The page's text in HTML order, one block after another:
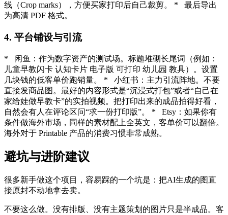
线（Crop marks），方便买家打印后自己裁剪。 * 最后导出
为高清 PDF 格式。
4. 平台铺设与引流
* 闲鱼：作为数字资产的测试场。标题堆砌长尾词（例如：
儿童早教闪卡 认知卡片 电子版 可打印 幼儿园 教具）。设置
几块钱的低客单价跑销量。 * 小红书：主力引流阵地。不要
直接发商品图。最好的内容形式是“沉浸式打包”或者“自己在
家给娃做早教卡”的实拍视频。把打印出来的成品拍得好看，
自然会有人在评论区问“求一份打印版”。 * Etsy：如果你有
条件做海外市场，同样的素材配上全英文，客单价可以翻倍。
海外对于 Printable 产品的消费习惯非常成熟。
避坑与进阶建议
很多新手做这个项目，容易踩的一个坑是：把AI生成的图直
接原封不动地拿去卖。
不要这么做。没有排版、没有主题策划的图片只是半成品。客